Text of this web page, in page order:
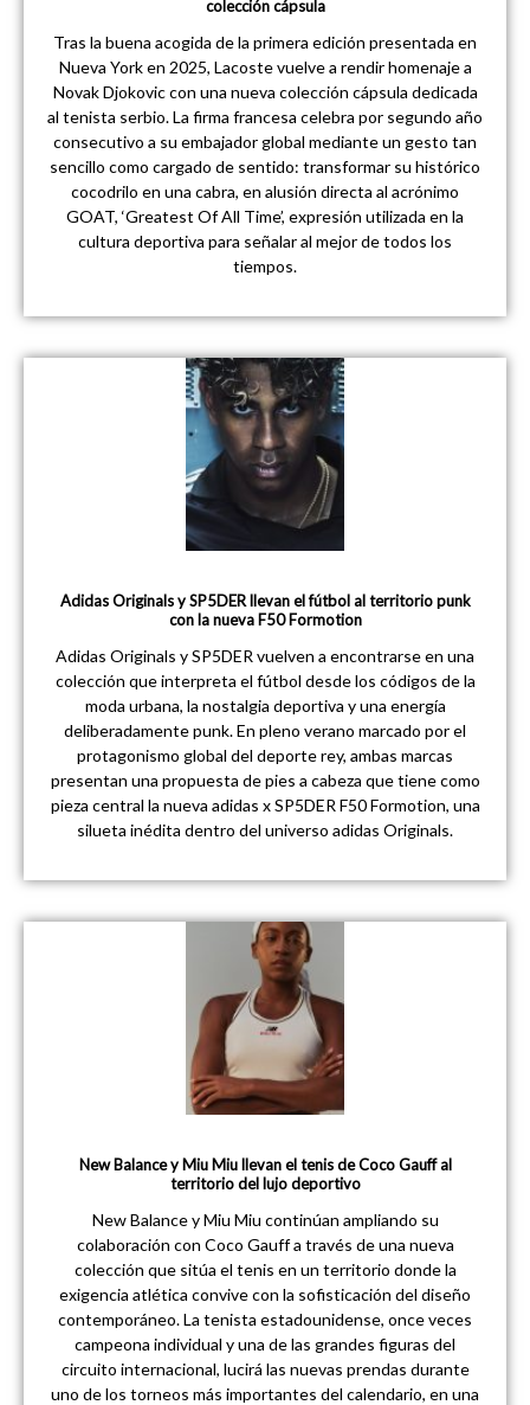
colección cápsula
Tras la buena acogida de la primera edición presentada en
Nueva York en 2025, Lacoste vuelve a rendir homenaje a
Novak Djokovic con una nueva colección cápsula dedicada
al tenista serbio. La firma francesa celebra por segundo año
consecutivo a su embajador global mediante un gesto tan
sencillo como cargado de sentido: transformar su histórico
cocodrilo en una cabra, en alusión directa al acrónimo
GOAT, ‘Greatest Of All Time’, expresión utilizada en la
cultura deportiva para señalar al mejor de todos los
tiempos.
Adidas Originals y SP5DER llevan el fútbol al territorio punk
con la nueva F50 Formotion
Adidas Originals y SP5DER vuelven a encontrarse en una
colección que interpreta el fútbol desde los códigos de la
moda urbana, la nostalgia deportiva y una energía
deliberadamente punk. En pleno verano marcado por el
protagonismo global del deporte rey, ambas marcas
presentan una propuesta de pies a cabeza que tiene como
pieza central la nueva adidas x SP5DER F50 Formotion, una
silueta inédita dentro del universo adidas Originals.
New Balance y Miu Miu llevan el tenis de Coco Gauff al
territorio del lujo deportivo
New Balance y Miu Miu continúan ampliando su
colaboración con Coco Gauff a través de una nueva
colección que sitúa el tenis en un territorio donde la
exigencia atlética convive con la sofisticación del diseño
contemporáneo. La tenista estadounidense, once veces
campeona individual y una de las grandes figuras del
circuito internacional, lucirá las nuevas prendas durante
uno de los torneos más importantes del calendario, en una